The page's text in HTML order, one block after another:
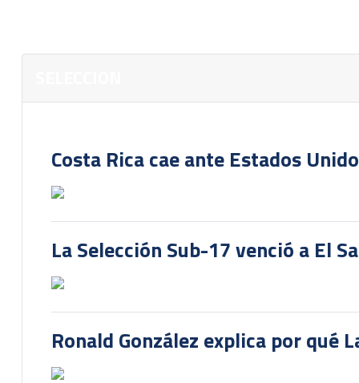
Costa Rica cae ante Estados
La Selección Sub-17 venció a El
Ronald González explica por qué